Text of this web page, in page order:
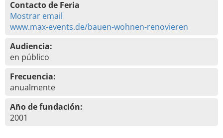
Contacto de Feria
Mostrar email
www.max-events.de/bauen-wohnen-renovieren
Audiencia:
en público
Frecuencia:
anualmente
Año de fundación:
2001